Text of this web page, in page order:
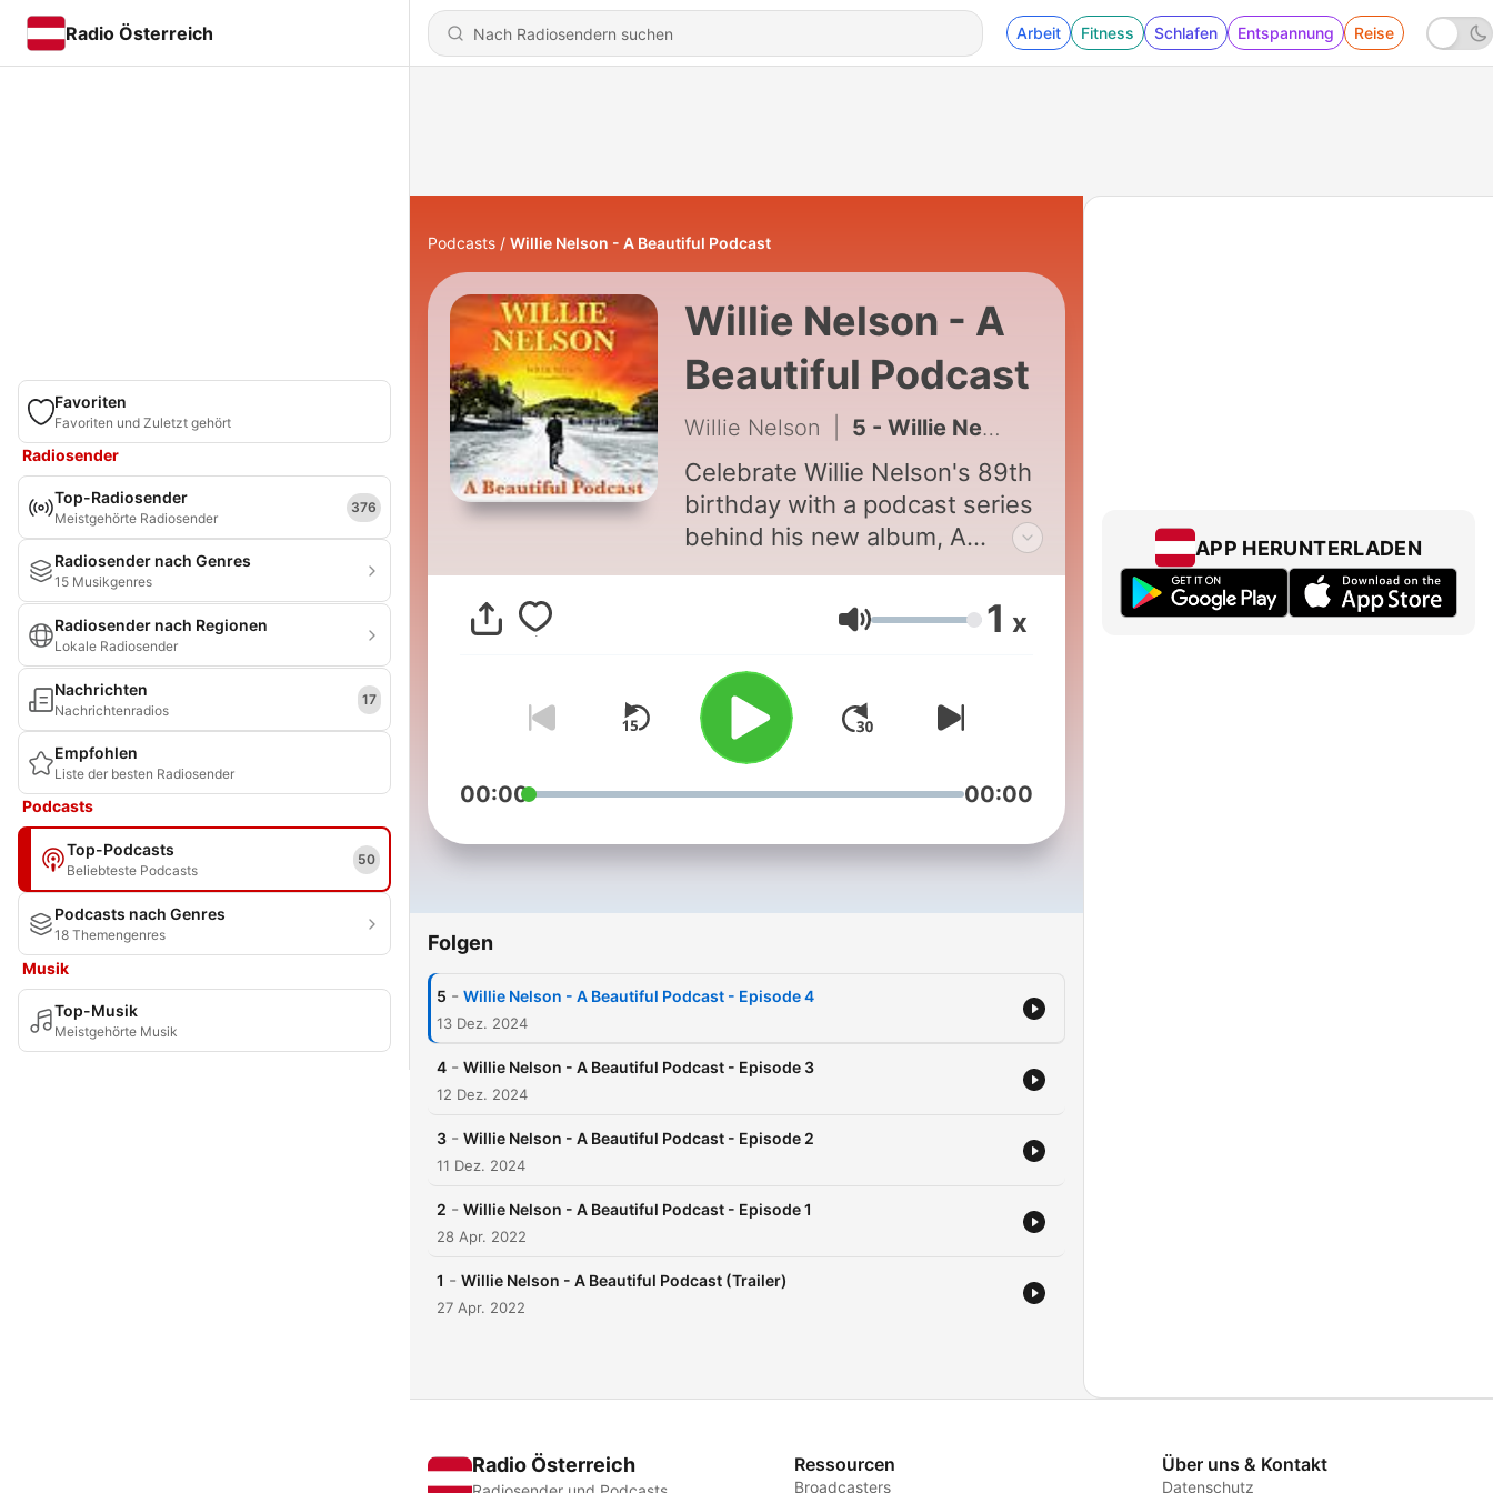
Radio Österreich Arbeit Fitness Schlafen Entspannung Reise
Favoriten
Favoriten und Zuletzt gehört
Radiosender
Top-Radiosender
Meistgehörte Radiosender
376
Radiosender nach Genres
15 Musikgenres
Radiosender nach Regionen
Lokale Radiosender
Nachrichten
Nachrichtenradios
17
Empfohlen
Liste der besten Radiosender
Podcasts
Top-Podcasts
Beliebteste Podcasts
50
Podcasts nach Genres
18 Themengenres
Musik
Top-Musik
Meistgehörte Musik
Podcasts Willie Nelson - A Beautiful Podcast
Willie Nelson - A
Beautiful Podcast
Willie Nelson 5 - Willie Nelson - A Beautiful Podcast - Episode 4
Celebrate Willie Nelson's 89th
birthday with a podcast series
behind his new album, A
Beautiful TIme, featuring
interviews with Willie Nelson's
collaborators on the new
album - producer Buddy
Cannon, songwriter Rodney
Crowell, band member Mickey
Raphael, songwriter Jack
Wesley, guitarist Bobby Terry.
buy "A Beautiful Time" online
https://willienelson.lnk.to/ABTAY
Lautstärke 1 x
00:00 00:00
Folgen
5 - Willie Nelson - A Beautiful Podcast - Episode 4
13 Dez. 2024
4 - Willie Nelson - A Beautiful Podcast - Episode 3
12 Dez. 2024
3 - Willie Nelson - A Beautiful Podcast - Episode 2
11 Dez. 2024
2 - Willie Nelson - A Beautiful Podcast - Episode 1
28 Apr. 2022
1 - Willie Nelson - A Beautiful Podcast (Trailer)
27 Apr. 2022
APP HERUNTERLADEN
Radio Österreich Ressourcen
Broadcasters
Über uns & Kontakt
Datenschutz